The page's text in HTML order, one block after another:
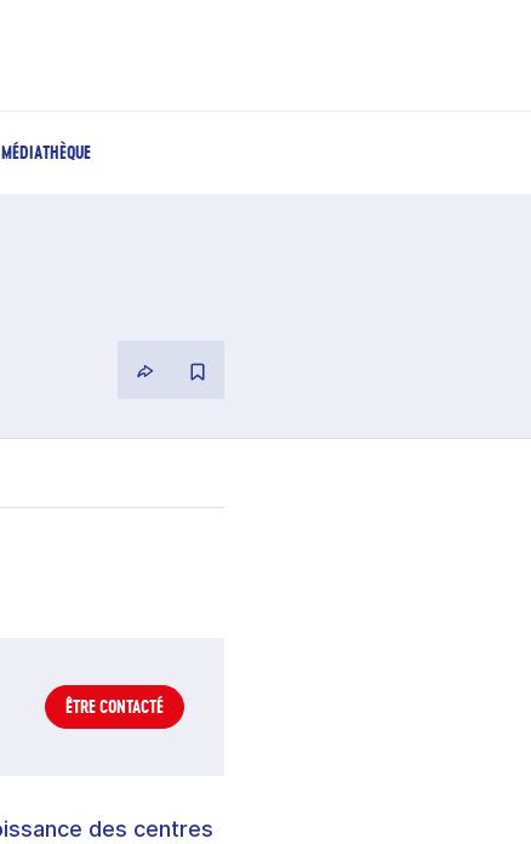
MÉDIATHÈQUE
ÊTRE CONTACTÉ
des centres